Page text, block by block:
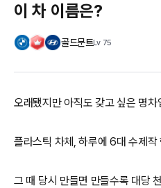
이 차 이름은?
골드문트Lv 75
오래됐지만 아직도 갖고 싶은 명차
플라스틱 차체, 하루에 6대 수제작
그 때 당시 만들면 만들수록 대당